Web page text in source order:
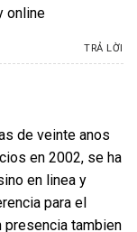
online
TRẢ LỜI
de veinte anos
en 2002, se ha
en linea y
para el
presencia tambien